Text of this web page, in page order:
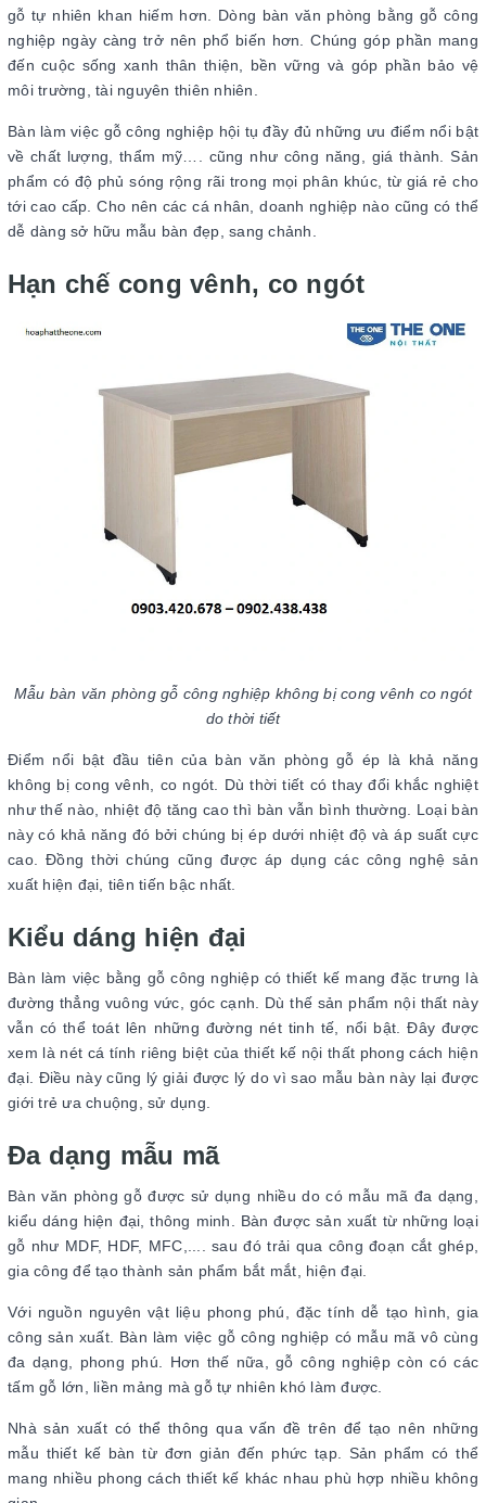
gỗ tự nhiên khan hiếm hơn. Dòng bàn văn phòng bằng gỗ công
nghiệp ngày càng trở nên phổ biến hơn. Chúng góp phần mang
đến cuộc sống xanh thân thiện, bền vững và góp phần bảo vệ
môi trường, tài nguyên thiên nhiên.
Bàn làm việc gỗ công nghiệp hội tụ đầy đủ những ưu điểm nổi bật
về chất lượng, thẩm mỹ…. cũng như công năng, giá thành. Sản
phẩm có độ phủ sóng rộng rãi trong mọi phân khúc, từ giá rẻ cho
tới cao cấp. Cho nên các cá nhân, doanh nghiệp nào cũng có thể
dễ dàng sở hữu mẫu bàn đẹp, sang chảnh.
Hạn chế cong vênh, co ngót
Mẫu bàn văn phòng gỗ công nghiệp không bị cong vênh co ngót
do thời tiết
Điểm nổi bật đầu tiên của bàn văn phòng gỗ ép là khả năng
không bị cong vênh, co ngót. Dù thời tiết có thay đổi khắc nghiệt
như thế nào, nhiệt độ tăng cao thì bàn vẫn bình thường. Loại bàn
này có khả năng đó bởi chúng bị ép dưới nhiệt độ và áp suất cực
cao. Đồng thời chúng cũng được áp dụng các công nghệ sản
xuất hiện đại, tiên tiến bậc nhất.
Kiểu dáng hiện đại
Bàn làm việc bằng gỗ công nghiệp có thiết kế mang đặc trưng là
đường thẳng vuông vức, góc cạnh. Dù thế sản phẩm nội thất này
vẫn có thể toát lên những đường nét tinh tế, nổi bật. Đây được
xem là nét cá tính riêng biệt của thiết kế nội thất phong cách hiện
đại. Điều này cũng lý giải được lý do vì sao mẫu bàn này lại được
giới trẻ ưa chuộng, sử dụng.
Đa dạng mẫu mã
Bàn văn phòng gỗ được sử dụng nhiều do có mẫu mã đa dạng,
kiểu dáng hiện đại, thông minh. Bàn được sản xuất từ những loại
gỗ như MDF, HDF, MFC,.... sau đó trải qua công đoạn cắt ghép,
gia công để tạo thành sản phẩm bắt mắt, hiện đại.
Với nguồn nguyên vật liệu phong phú, đặc tính dễ tạo hình, gia
công sản xuất. Bàn làm việc gỗ công nghiệp có mẫu mã vô cùng
đa dạng, phong phú. Hơn thế nữa, gỗ công nghiệp còn có các
tấm gỗ lớn, liền mảng mà gỗ tự nhiên khó làm được.
Nhà sản xuất có thể thông qua vấn đề trên để tạo nên những
mẫu thiết kế bàn từ đơn giản đến phức tạp. Sản phẩm có thể
mang nhiều phong cách thiết kế khác nhau phù hợp nhiều không